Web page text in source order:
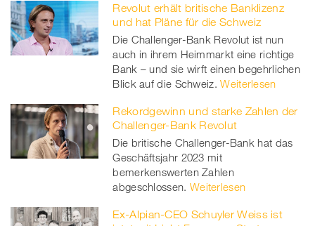
Revolut erhält britische Banklizenz
und hat Pläne für die Schweiz
Die Challenger-Bank Revolut ist nun
auch in ihrem Heimmarkt eine richtige
Bank – und sie wirft einen begehrlichen
Blick auf die Schweiz. Weiterlesen
Rekordgewinn und starke Zahlen der
Challenger-Bank Revolut
Die britische Challenger-Bank hat das
Geschäftsjahr 2023 mit
bemerkenswerten Zahlen
abgeschlossen. Weiterlesen
Ex-Alpian-CEO Schuyler Weiss ist